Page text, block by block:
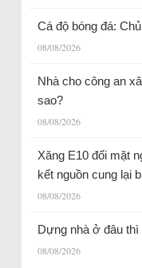
Cá độ bóng đá:
08/08/2026
Nhà cho công an
sao?
08/08/2026
Xăng E10 đối mặt
kết nguồn cung lại
08/08/2026
Dựng nhà ở đâu thì
08/08/2026